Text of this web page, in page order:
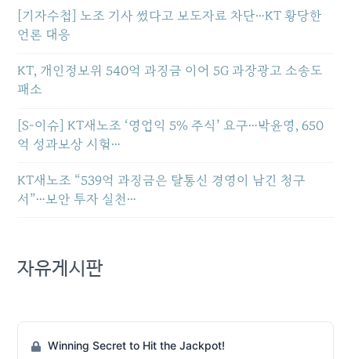
[기자수첩] 노조 기사 썼다고 보도자료 차단…KT 황당한
언론 대응
KT, 개인정보위 540억 과징금 이어 5G 과장광고 소송도
패소
[S-이슈] KT새노조 ‘영업익 5% 주식’ 요구…박윤영, 650
억 성과보상 시험…
KT새노조 “539억 과징금은 탈통신 경영이 남긴 청구
서”…보안 투자 실천…
자유게시판
Winning Secret to Hit the Jackpot!